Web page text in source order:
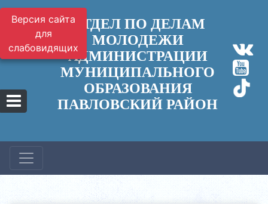
Версия сайта
для
слабовидящих
ОТДЕЛ ПО ДЕЛАМ
МОЛОДЕЖИ
АДМИНИСТРАЦИИ
МУНИЦИПАЛЬНОГО
ОБРАЗОВАНИЯ
ПАВЛОВСКИЙ РАЙОН